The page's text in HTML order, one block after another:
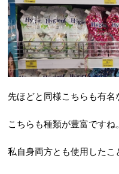
先ほどと同様こちらも有名
こちらも種類が豊富ですね。
私自身両方とも使用したこ